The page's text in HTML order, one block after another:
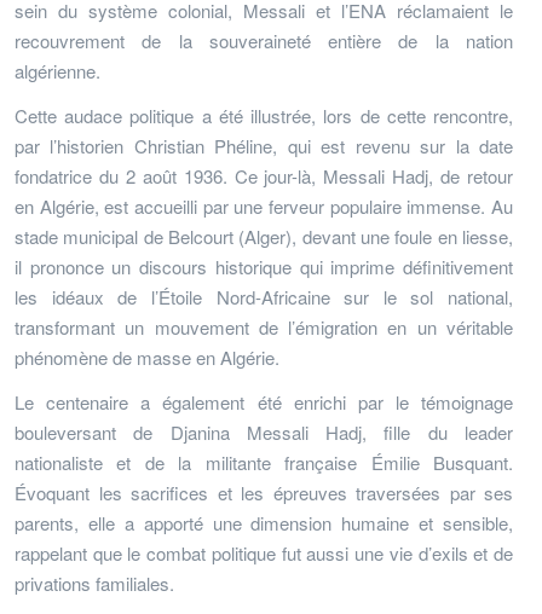
sein du système colonial, Messali et l’ENA réclamaient le
recouvrement de la souveraineté entière de la nation
algérienne.
Cette audace politique a été illustrée, lors de cette rencontre,
par l’historien Christian Phéline, qui est revenu sur la date
fondatrice du 2 août 1936. Ce jour-là, Messali Hadj, de retour
en Algérie, est accueilli par une ferveur populaire immense. Au
stade municipal de Belcourt (Alger), devant une foule en liesse,
il prononce un discours historique qui imprime définitivement
les idéaux de l’Étoile Nord-Africaine sur le sol national,
transformant un mouvement de l’émigration en un véritable
phénomène de masse en Algérie.
Le centenaire a également été enrichi par le témoignage
bouleversant de Djanina Messali Hadj, fille du leader
nationaliste et de la militante française Émilie Busquant.
Évoquant les sacrifices et les épreuves traversées par ses
parents, elle a apporté une dimension humaine et sensible,
rappelant que le combat politique fut aussi une vie d’exils et de
privations familiales.